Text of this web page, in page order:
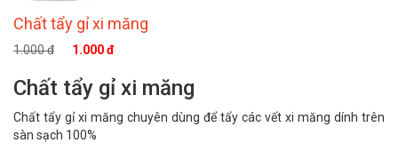
Chất tẩy gỉ xi măng
1.000 đ 1.000 đ
Chất tẩy gỉ xi măng
Chất tẩy gỉ xi măng chuyên dùng để tẩy các vết xi măng dính trên
sàn sạch 100%